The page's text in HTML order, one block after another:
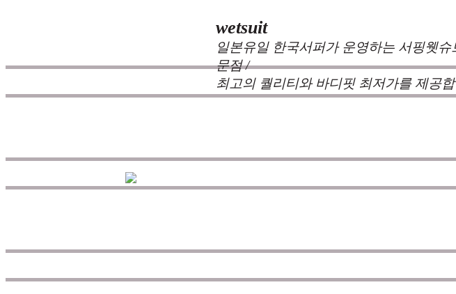
wetsuit
일본유일 한국서퍼가 운영하는 서핑웻
문점 /
최고의 퀄리티와 바디핏 최저가를 제공
는 서퍼들의 느낌과 의견를 듣고 적
즐거움을 대화하는 것에 목표를 두고 있습니다.
을 추구하고 있으며 고객으로부터의불만, 불안, 의문